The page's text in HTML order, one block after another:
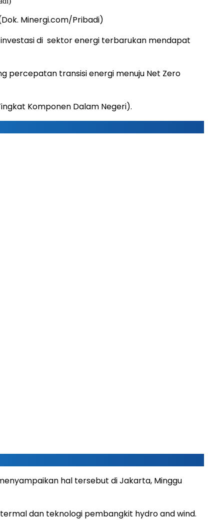
Minergi.com/Pribadi)
investasi di sektor energi terbarukan mendapat
percepatan transisi energi menuju Net Zero
Komponen Dalam Negeri).
hal tersebut di Jakarta, Minggu
dan teknologi pembangkit hydro and wind.